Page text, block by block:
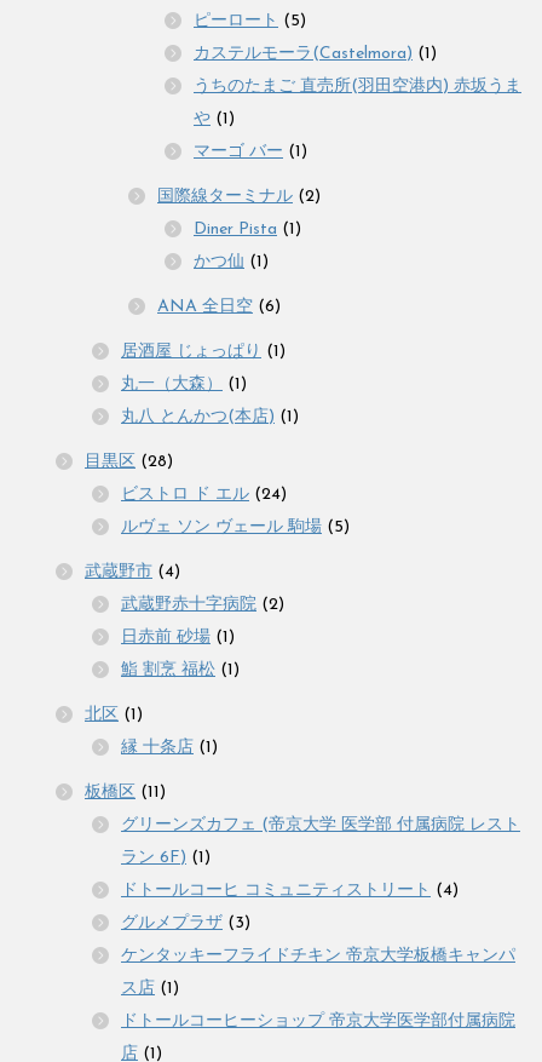
ピーロート (5)
カステルモーラ(Castelmora) (1)
うちのたまご 直売所(羽田空港内) 赤坂うま
や (1)
マーゴ バー (1)
国際線ターミナル (2)
Diner Pista (1)
かつ仙 (1)
ANA 全日空 (6)
居酒屋 じょっぱり (1)
丸一（大森）
(1)
丸八 とんかつ(本店) (1)
目黒区 (28)
ビストロ ド エル (24)
ルヴェ ソン ヴェール 駒場 (5)
武蔵野市 (4)
武蔵野赤十字病院 (2)
日赤前 砂場 (1)
鮨 割烹 福松 (1)
北区 (1)
縁 十条店 (1)
板橋区 (11)
グリーンズカフェ (帝京大学 医学部 付属病院 レスト
ラン 6F) (1)
ドトールコーヒ コミュニティストリート (4)
グルメプラザ (3)
ケンタッキーフライドチキン 帝京大学板橋キャンパ
ス店 (1)
ドトールコーヒーショップ 帝京大学医学部付属病院
店 (1)